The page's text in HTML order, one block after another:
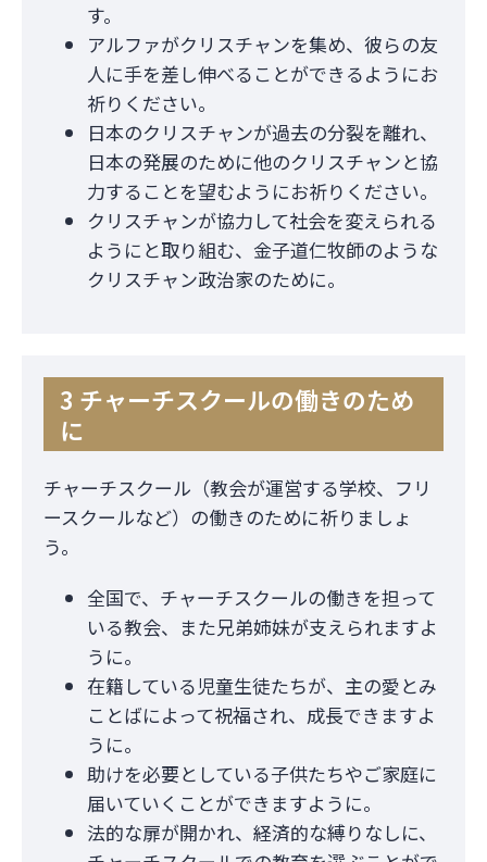
す。
アルファがクリスチャンを集め、彼らの友
人に手を差し伸べることができるようにお
祈りください。
日本のクリスチャンが過去の分裂を離れ、
日本の発展のために他のクリスチャンと協
力することを望むようにお祈りください。
クリスチャンが協力して社会を変えられる
ようにと取り組む、金子道仁牧師のような
クリスチャン政治家のために。
3 チャーチスクールの働きのため
に
チャーチスクール（教会が運営する学校、フリ
ースクールなど）の働きのために祈りましょ
う。
全国で、チャーチスクールの働きを担って
いる教会、また兄弟姉妹が支えられますよ
うに。
在籍している児童生徒たちが、主の愛とみ
ことばによって祝福され、成長できますよ
うに。
助けを必要としている子供たちやご家庭に
届いていくことができますように。
法的な扉が開かれ、経済的な縛りなしに、